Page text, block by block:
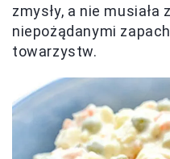
zmysły, a nie musiała
niepożądanymi
towarzystw.